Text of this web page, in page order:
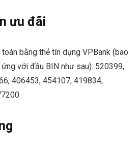
ưu đãi
bằng thẻ tín dụng VPBank (bao
với đầu BIN như sau): 520399,
406453, 454107, 419834,